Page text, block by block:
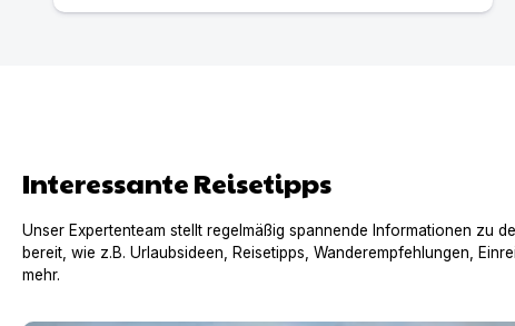
Interessante Reisetipps
Unser Expertenteam stellt regelmäßig spannende Informationen zu
bereit, wie z.B. Urlaubsideen, Reisetipps, Wanderempfehlungen,
mehr.